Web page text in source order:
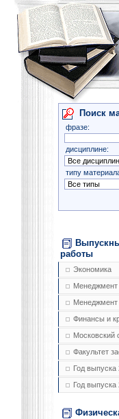
Поиск
фразе:
дисциплине:
типу
работы
Экономика
Менеджмент
Менеджмент
Финансы и
Московский
Факультет
Год выпуска
Год выпуска